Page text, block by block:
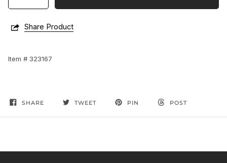
Share Product
Item # 323167
SHARE TWEET PIN POST